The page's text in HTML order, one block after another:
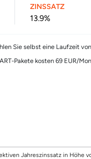
ZINSSATZ
13.9%
Sie selbst eine Laufzeit
Pakete kosten 69 EUR/
Jahreszinssatz in Höhe